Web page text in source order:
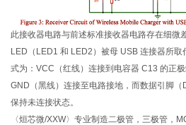
此接收器电路与前述标准接收器电路存在细微
LED（LED1 和 LED2）被母 USB 连接器所取
式为：VCC（红线）连接到电容器 C13 的正极
GND（黑线）连接至电路接地，而数据引脚（
保持未连接状态。
〈烜芯微/XXW〉专业制造二极管，三极管，